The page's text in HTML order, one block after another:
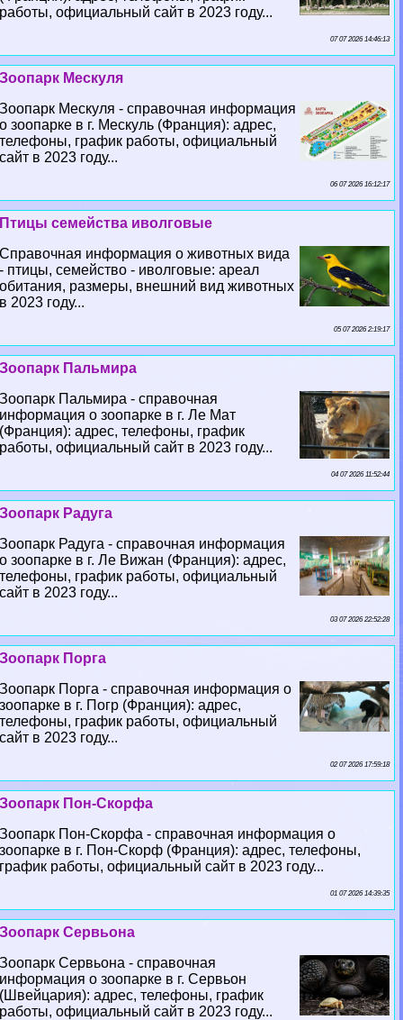
работы, официальный сайт в 2023 году...
07 07 2026 14:46:13
Зоопарк Мескуля
Зоопарк Мескуля - справочная информация
о зоопарке в г. Мескуль (Франция): адрес,
телефоны, график работы, официальный
сайт в 2023 году...
06 07 2026 16:12:17
Птицы семейства иволговые
Справочная информация о животных вида
- птицы, семейство - иволговые: ареал
обитания, размеры, внешний вид животных
в 2023 году...
05 07 2026 2:19:17
Зоопарк Пальмира
Зоопарк Пальмира - справочная
информация о зоопарке в г. Ле Мат
(Франция): адрес, телефоны, график
работы, официальный сайт в 2023 году...
04 07 2026 11:52:44
Зоопарк Радуга
Зоопарк Радуга - справочная информация
о зоопарке в г. Ле Вижан (Франция): адрес,
телефоны, график работы, официальный
сайт в 2023 году...
03 07 2026 22:52:28
Зоопарк Порга
Зоопарк Порга - справочная информация о
зоопарке в г. Погр (Франция): адрес,
телефоны, график работы, официальный
сайт в 2023 году...
02 07 2026 17:59:18
Зоопарк Пон-Скорфа
Зоопарк Пон-Скорфа - справочная информация о
зоопарке в г. Пон-Скорф (Франция): адрес, телефоны,
график работы, официальный сайт в 2023 году...
01 07 2026 14:39:35
Зоопарк Сервьона
Зоопарк Сервьона - справочная
информация о зоопарке в г. Сервьон
(Швейцария): адрес, телефоны, график
работы, официальный сайт в 2023 году...